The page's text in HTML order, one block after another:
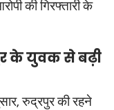
की गिरफ्तारी के
के युवक से बढ़ी
रुद्रपुर की रहने